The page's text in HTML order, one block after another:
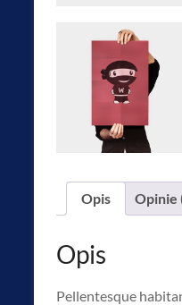
Opis Opinie
Opis
Pellentesque